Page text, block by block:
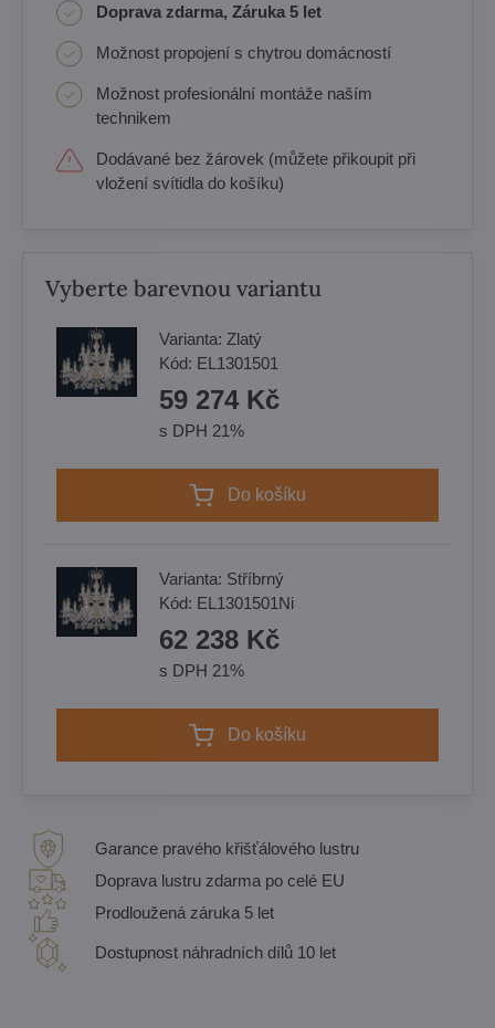
Doprava zdarma, Záruka 5 let
Možnost propojení s chytrou domácností
Možnost profesionální montáže naším
technikem
Dodávané bez žárovek (můžete přikoupit při
vložení svítidla do košíku)
Vyberte barevnou variantu
Varianta: Zlatý
Kód: EL1301501
59 274 Kč
s DPH 21%
Do košíku
Varianta: Stříbrný
Kód: EL1301501Ni
62 238 Kč
s DPH 21%
Do košíku
Garance pravého křišťálového lustru
Doprava lustru zdarma po celé EU
Prodloužená záruka 5 let
Dostupnost náhradních dílů 10 let